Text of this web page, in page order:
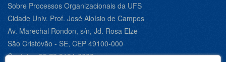
Sobre Processos Organizacionais da UFS
Cidade Univ. Prof. José Aloísio de Campos
Av. Marechal Rondon, s/n, Jd. Rosa Elze
São Cristóvão - SE, CEP 49100-000
Contato +55 79 3194-6600